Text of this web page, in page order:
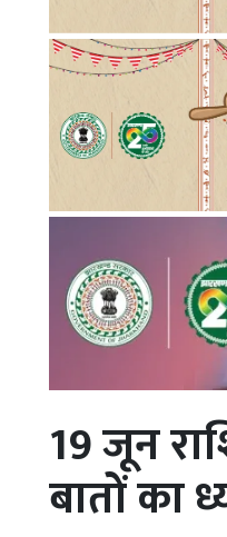
19 जून
बातों का